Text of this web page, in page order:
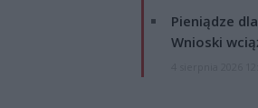
Pieniądze
Wnioski